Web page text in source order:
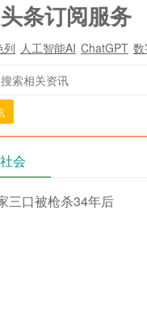
头条订阅服务
列 人工智能AI ChatGPT
社会